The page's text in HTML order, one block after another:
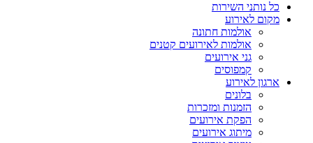
כל נותני השירות
מקום לאירוע
אולמות חתונה
אולמות לאירועים קטנים
גני אירועים
קמפוסים
ארגון לאירוע
בלונים
הזמנות ומזכרות
הפקת אירועים
מיתוג אירועים